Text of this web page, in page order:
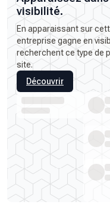
visibilité.
En apparaissant sur
entreprise gagne en
recherchent ce type de
site.
Découvrir